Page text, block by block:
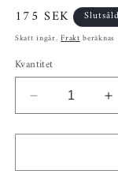
Ordinarie
pris
175 SEK Slutsåld
Skatt ingår.Fraktberäknas
Kvantitet
Minska
kvantitet
för
i
i